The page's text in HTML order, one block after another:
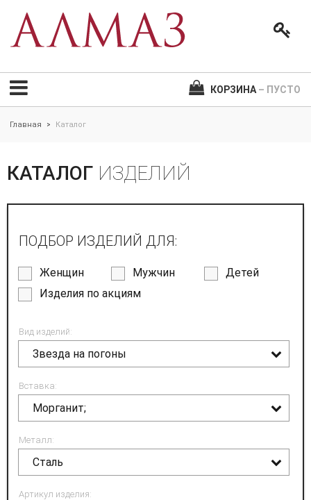
КОРЗИНА – ПУСТО
Главная > Каталог
КАТАЛОГ ИЗДЕЛИЙ
ПОДБОР ИЗДЕЛИЙ ДЛЯ:
Женщин Мужчин
Детей
Изделия по акциям
Вид изделий:
Звезда на погоны
Вставка:
Морганит;
Металл:
Сталь
Артикул изделия: